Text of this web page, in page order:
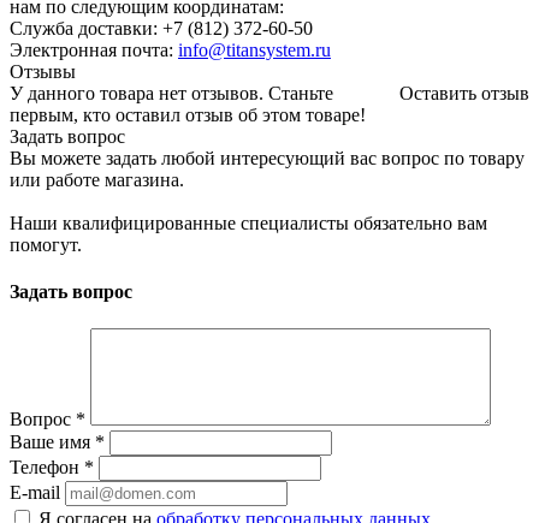
нам по следующим координатам:
Служба доставки: +7 (812) 372-60-50
Электронная почта: info@titansystem.ru
Отзывы
Оставить отзыв
У данного товара нет отзывов. Станьте
первым, кто оставил отзыв об этом товаре!
Задать вопрос
Вы можете задать любой интересующий вас вопрос по товару
или работе магазина.
Наши квалифицированные специалисты обязательно вам
помогут.
Задать вопрос
Вопрос *
Ваше имя *
Телефон *
E-mail
Я согласен на обработку персональных данных